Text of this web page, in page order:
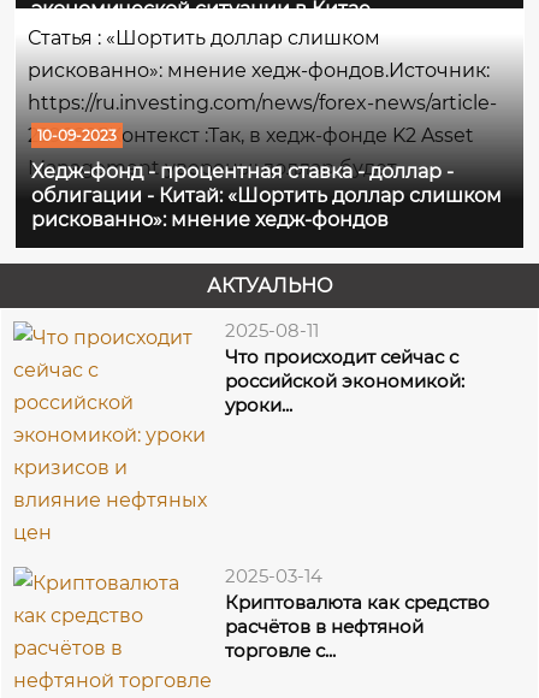
слабого интереса к акциям потребительского
сектора,...
экономической ситуации в Китае
Статья : «Шортить доллар слишком
рискованно»: мнение хедж-фондов.Источник:
https://ru.investing.com/news/forex-news/article-
2290295Контекст :Так, в хедж-фонде K2 Asset
Management уверены: доллар будет
продолжать расти, поскольку процентная
ставка в США пока повышенная, а фонд AVM
Capital ожидает, что рост доходности
10-09-2023
Хедж-фонд - процентная ставка - доллар -
облигации - Китай: «Шортить доллар слишком
рискованно»: мнение хедж-фондов
АКТУАЛЬНО
2025-08-11
Что происходит сейчас с
российской экономикой:
уроки...
2025-03-14
Криптовалюта как средство
расчётов в нефтяной
торговле с...